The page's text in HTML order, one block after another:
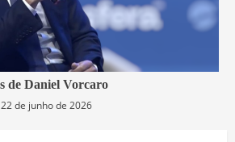
de Daniel Vorcaro
22 de junho de 2026